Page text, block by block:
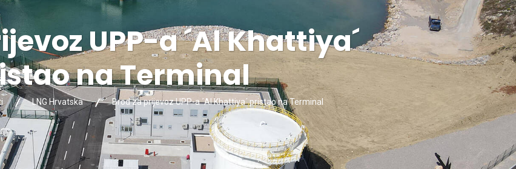
UPP-a ´Al Khattiya´
na Terminal
LNG Hrvatska Brod za prijevoz UPP-a ´Al Khattiya´ pristao na Terminal